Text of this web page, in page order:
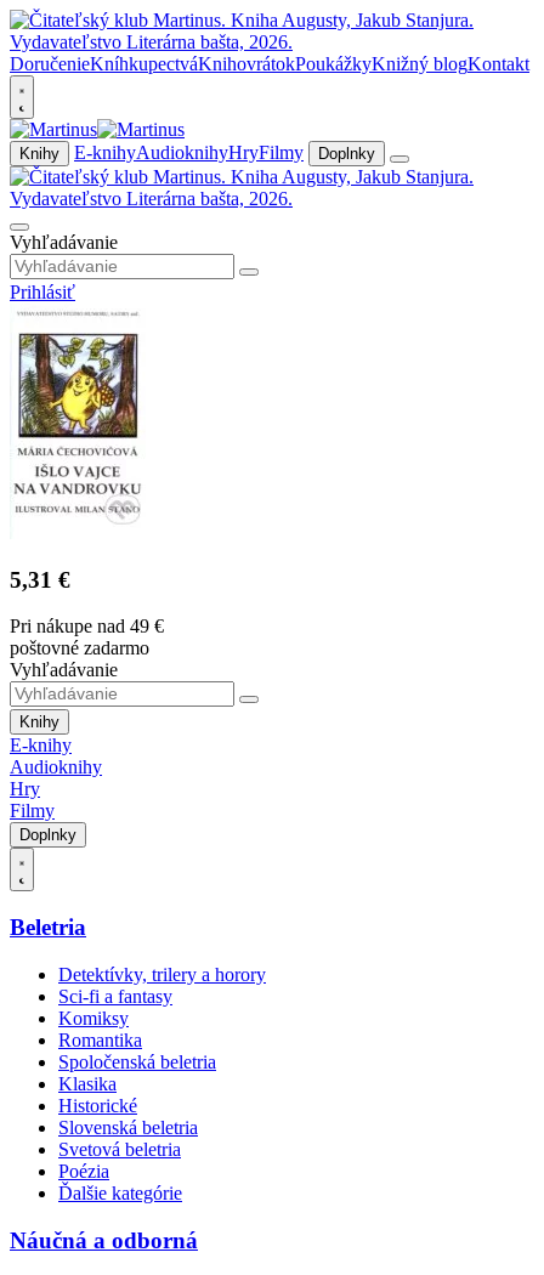
DoručenieKníhkupectváKnihovrátokPoukážkyKnižný blogKontakt
Knihy E-knihyAudioknihyHryFilmy Doplnky
Vyhľadávanie
Prihlásiť
5,31 €
Pri nákupe nad 49 €
poštovné zadarmo
Vyhľadávanie
Knihy
E-knihy
Audioknihy
Hry
Filmy
Doplnky
Beletria
Detektívky, trilery a horory
Sci-fi a fantasy
Komiksy
Romantika
Spoločenská beletria
Klasika
Historické
Slovenská beletria
Svetová beletria
Poézia
Ďalšie kategórie
Náučná a odborná